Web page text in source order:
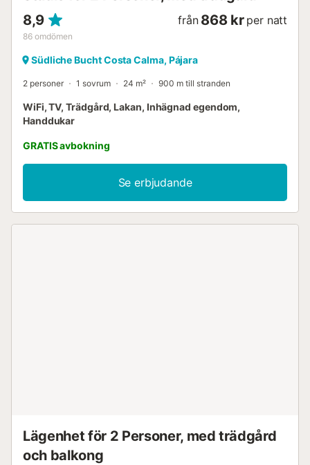
8,9
86 omdömen
från 868 kr per natt
Südliche Bucht Costa Calma, Pájara
2 personer 1 sovrum 24 m² 900 m till stranden
WiFi, TV, Trädgård, Lakan, Inhägnad egendom,
Handdukar
GRATIS avbokning
Se erbjudande
Lägenhet för 2 Personer, med trädgård
och balkong